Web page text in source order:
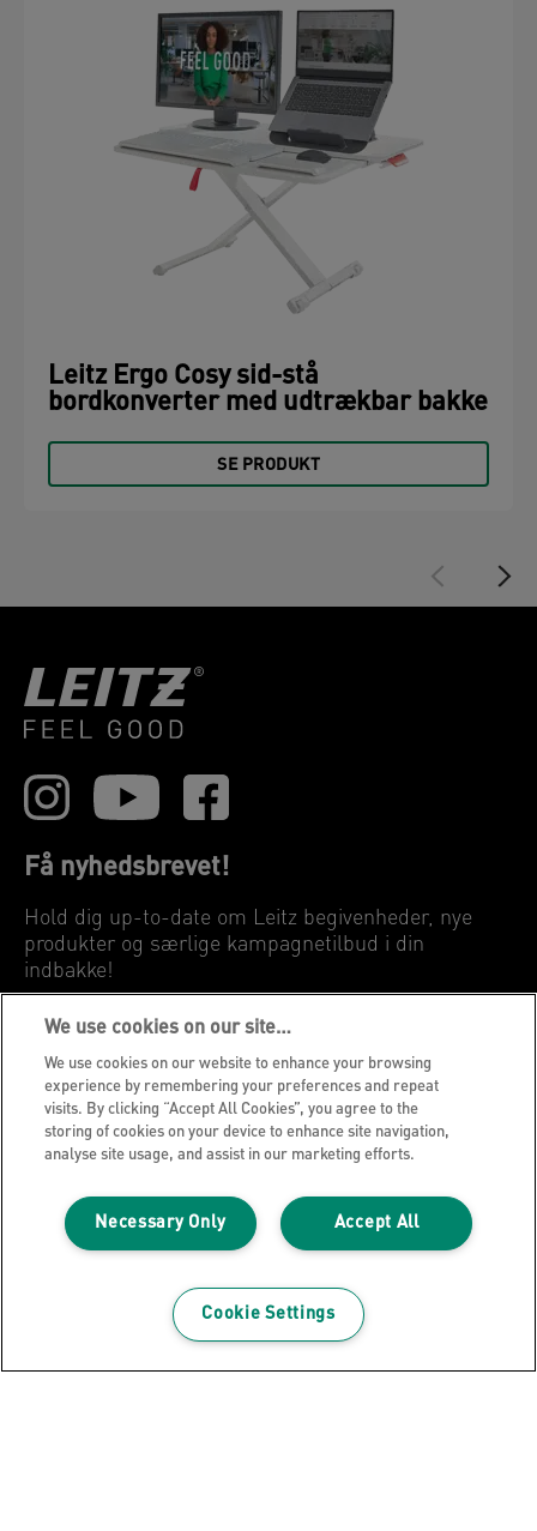
Leitz Ergo Cosy sid-stå
bordkonverter med udtrækbar bakke
SE PRODUKT
Få nyhedsbrevet!
Hold dig up-to-date om Leitz begivenheder, nye
produkter og særlige kampagnetilbud i din
indbakke!
REGISTRER DIG NU
Privatlivspolitik
Cookies
Aftryk
Leitz EasyPrint
We use cookies on our site…
We use cookies on our website to enhance your browsing
experience by remembering your preferences and repeat
visits. By clicking “Accept All Cookies”, you agree to the
storing of cookies on your device to enhance site navigation,
analyse site usage, and assist in our marketing efforts.
Accept All
Necessary Only
Cookie Settings